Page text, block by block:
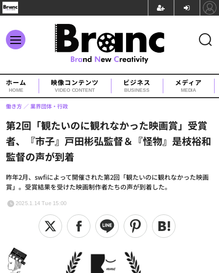
ホーム
HOME
映像コンテンツ
VIDEO CONTENT
ビジネス
BUSINESS
メディア
MEDIA
第2回「観たいのに観れなかった映画賞」受賞
者、『市子』戸田彬弘監督＆『怪物』是枝裕和
監督の声が到着
昨年2月、swfiによって開催された第2回「観たいのに観れなかった映画
賞」。受賞結果を受けた映画制作者たちの声が到着した。
働き方 業界団体・行政
2025.1.14 Tue 15:00